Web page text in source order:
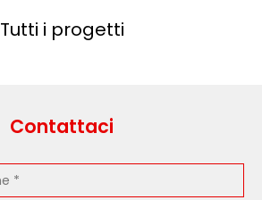
Tutti i progetti
Contattaci